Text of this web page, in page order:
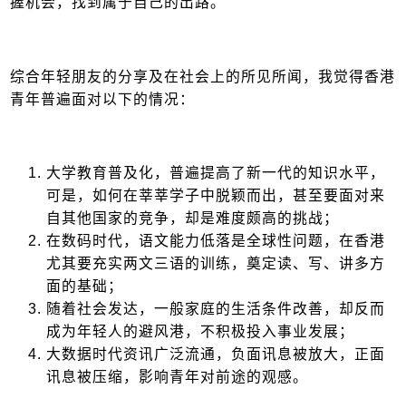
综合年轻朋友的分享及在社会上的所见所闻，我觉得香港
青年普遍面对以下的情况：
大学教育普及化，普遍提高了新一代的知识水平，
可是，如何在莘莘学子中脱颖而出，甚至要面对来
自其他国家的竞争，却是难度颇高的挑战；
在数码时代，语文能力低落是全球性问题，在香港
尤其要充实两文三语的训练，奠定读、写、讲多方
面的基础；
随着社会发达，一般家庭的生活条件改善，却反而
成为年轻人的避风港，不积极投入事业发展；
大数据时代资讯广泛流通，负面讯息被放大，正面
讯息被压缩，影响青年对前途的观感。